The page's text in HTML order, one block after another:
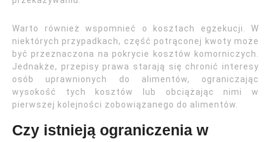
Warto również wspomnieć o kosztach egzekucji. W
niektórych przypadkach, część potrąconej kwoty może
być przeznaczona na pokrycie kosztów komorniczych.
Jednakże, przepisy prawa starają się chronić interesy
osób uprawnionych do alimentów, ograniczając
wysokość tych kosztów lub obciążając nimi w
pierwszej kolejności zobowiązanego do alimentów.
Czy istnieją ograniczenia w